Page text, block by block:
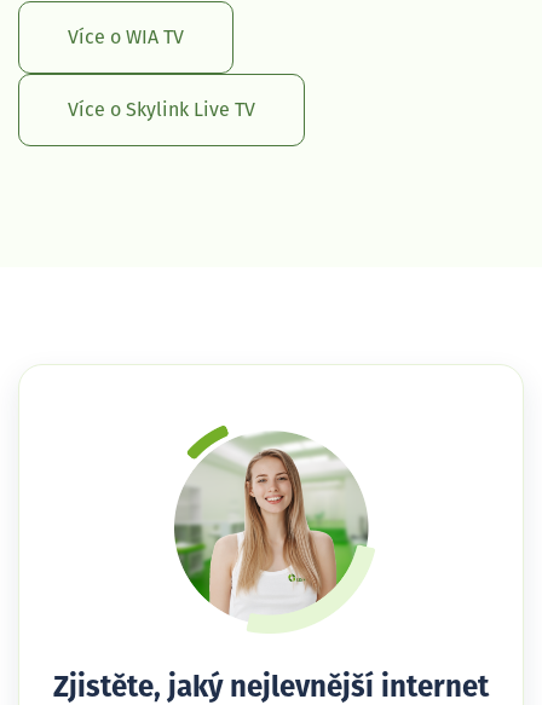
Více o WIA TV
Více o Skylink Live TV
Zjistěte, jaký nejlevnější internet